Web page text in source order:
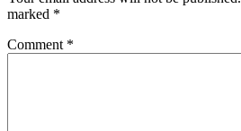
marked *
Comment *